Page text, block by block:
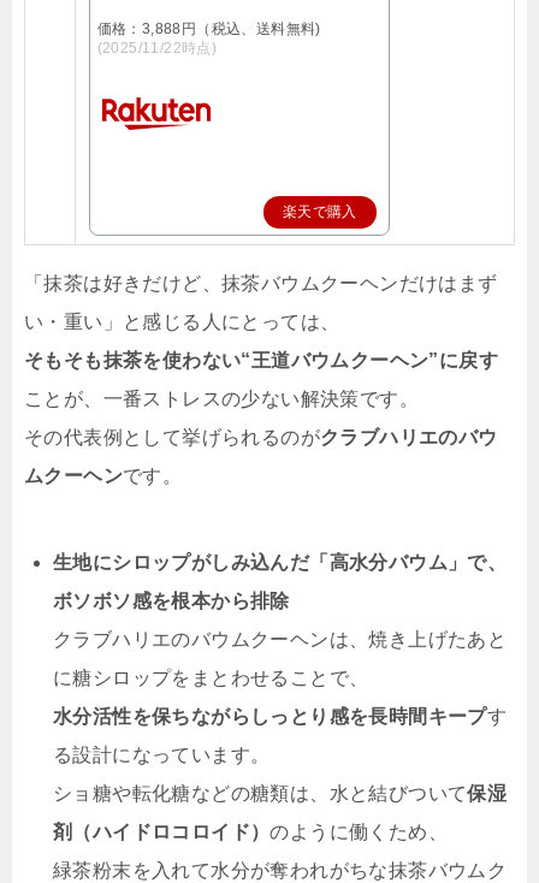
価格：3,888円（税込、送料無料)
(2025/11/22時点)
楽天で購入
「抹茶は好きだけど、抹茶バウムクーヘンだけはまず
い・重い」と感じる人にとっては、
そもそも抹茶を使わない“王道バウムクーヘン”に戻す
ことが、一番ストレスの少ない解決策です。
その代表例として挙げられるのがクラブハリエのバウ
ムクーヘンです。
生地にシロップがしみ込んだ「高水分バウム」で、
ボソボソ感を根本から排除
クラブハリエのバウムクーヘンは、焼き上げたあと
に糖シロップをまとわせることで、
水分活性を保ちながらしっとり感を長時間キープす
る設計になっています。
ショ糖や転化糖などの糖類は、水と結びついて保湿
剤（ハイドロコロイド）のように働くため、
緑茶粉末を入れて水分が奪われがちな抹茶バウムク